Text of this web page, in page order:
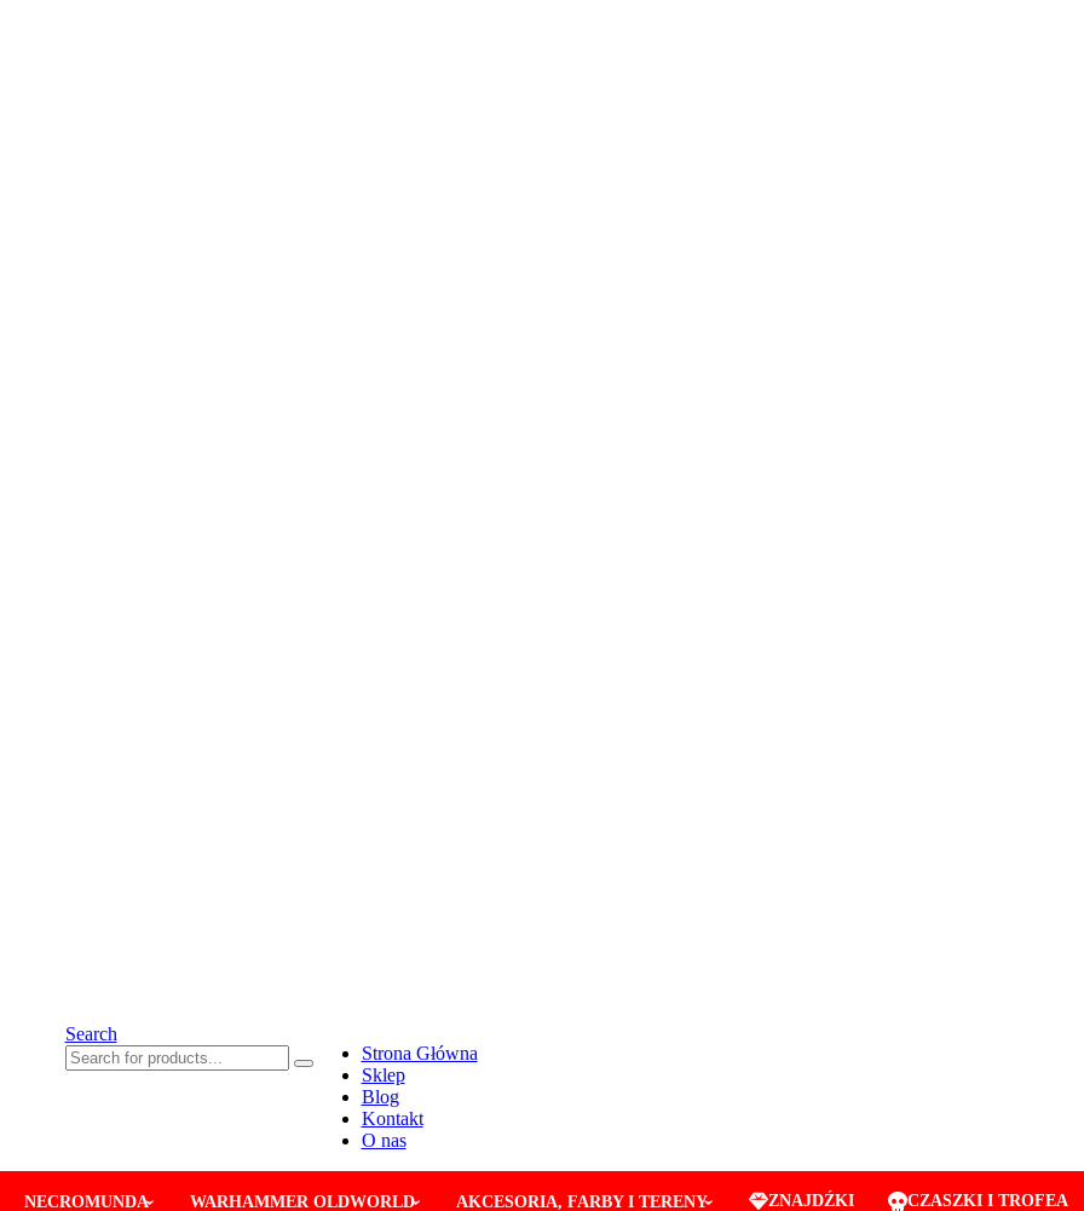
Search
Strona Główna
Sklep
Blog
Kontakt
O nas
NECROMUNDA WARHAMMER OLDWORLD AKCESORIA, FARBY I TERENY ZNAJDŹKI CZASZKI I TROFEA